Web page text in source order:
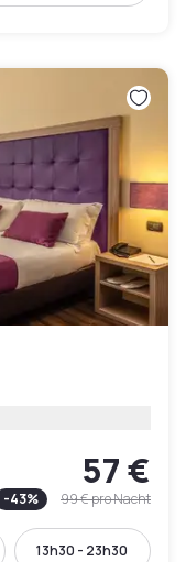
57 €
-43% 99 €pro Nacht
13h30 - 23h30